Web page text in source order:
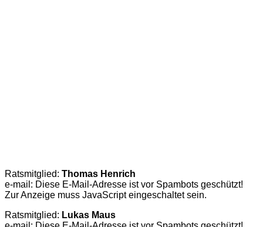
Ratsmitglied: Thomas Henrich
e-mail: Diese E-Mail-Adresse ist vor Spambots geschützt!
Zur Anzeige muss JavaScript eingeschaltet sein.
Ratsmitglied: Lukas Maus